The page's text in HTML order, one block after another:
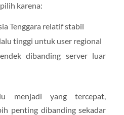
karena:
Tenggara relatif stabil
tinggi untuk user regional
dibanding server luar
menjadi yang tercepat,
penting dibanding sekadar